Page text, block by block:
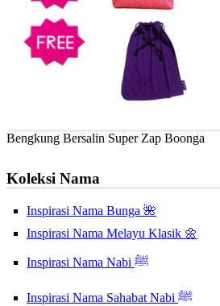
Bengkung Bersalin Super Zap Boonga
Koleksi Nama
Inspirasi Nama Bunga 🌺
Inspirasi Nama Melayu Klasik 🌼
Inspirasi Nama Nabi ﷺ
Inspirasi Nama Sahabat Nabi ﷺ